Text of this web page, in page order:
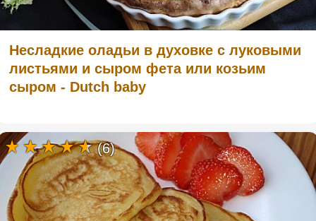
Несладкие оладьи в духовке с луковыми
листьями и сыром фета или козьим
сыром - Dutch baby
(6)